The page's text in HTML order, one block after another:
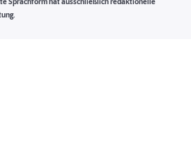
Sprachform hat ausschließlich redaktionelle